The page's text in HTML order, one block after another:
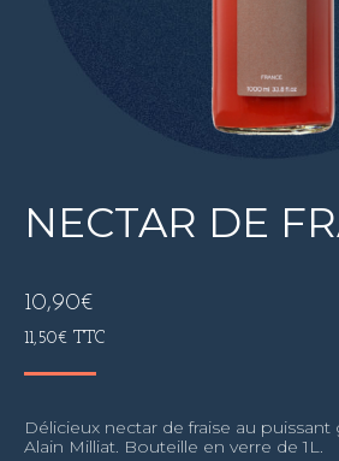
NECTAR DE
10,90€
11,50€ TTC
Délicieux nectar de fraise au
Alain Milliat. Bouteille en verre de 1L.